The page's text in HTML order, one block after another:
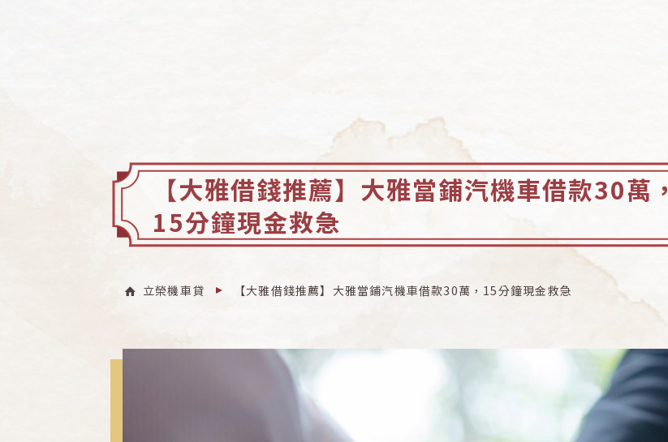
【大雅借錢推薦】大雅當鋪汽機車借款30萬，
15分鐘現金救急
立榮機車貸 【大雅借錢推薦】大雅當鋪汽機車借款30萬，15分鐘現金救急